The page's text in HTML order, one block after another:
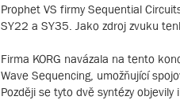
Prophet VS firmy Sequential
SY22 a SY35. Jako zdroj zvuku
Firma KORG navázala na tento
Wave Sequencing, umožňující
Později se tyto dvě syntézy